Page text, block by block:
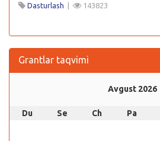
Dasturlash | 143823
Grantlar taqvimi
Avgust 2026
Du Se Ch Pa